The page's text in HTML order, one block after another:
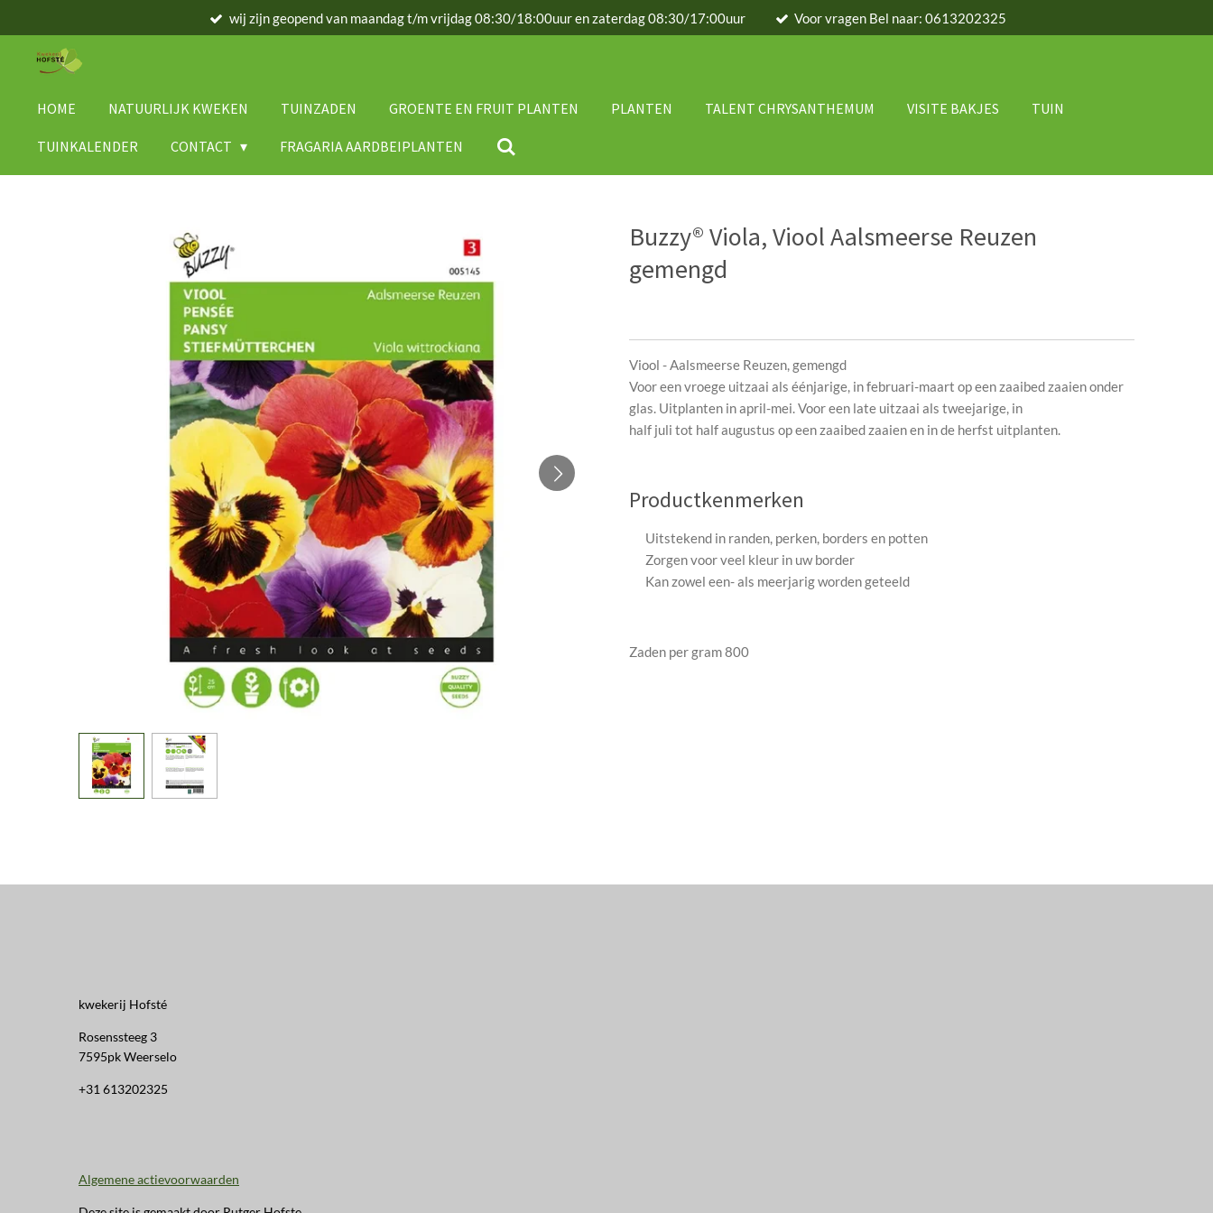
direct
hoofdinhoud
wij zijn geopend van maandag t/m vrijdag 08:30/18:00uur en zaterdag 08:30/17:00uur Voor vragen Bel naar: 0613202325
HOME NATUURLIJK KWEKEN TUINZADEN GROENTE EN FRUIT PLANTEN PLANTEN TALENT CHRYSANTHEMUM VISITE BAKJES TUIN
TUINKALENDER CONTACT FRAGARIA AARDBEIPLANTEN
Buzzy® Viola, Viool Aalsmeerse Reuzen
gemengd
Viool - Aalsmeerse Reuzen, gemengd
Voor een vroege uitzaai als éénjarige, in februari-maart op een zaaibed zaaien onder
glas. Uitplanten in april-mei. Voor een late uitzaai als tweejarige, in
half juli tot half augustus op een zaaibed zaaien en in de herfst uitplanten.
Productkenmerken
Uitstekend in randen, perken, borders en potten
Zorgen voor veel kleur in uw border
Kan zowel een- als meerjarig worden geteeld
Zaden per gram 800
kwekerij Hofsté
Rosenssteeg 3
7595pk Weerselo
+31 613202325
Algemene actievoorwaarden